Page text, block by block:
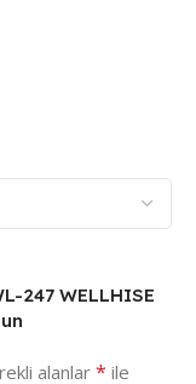
247 WELLHISE
alanlar * ile